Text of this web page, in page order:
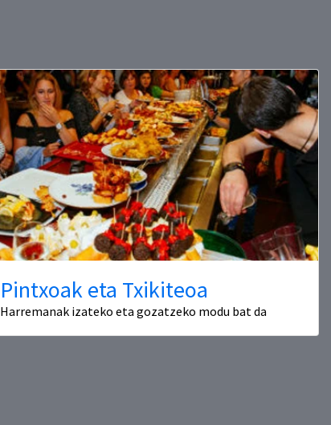
Pintxoak eta Txikiteoa
Harremanak izateko eta gozatzeko modu bat da